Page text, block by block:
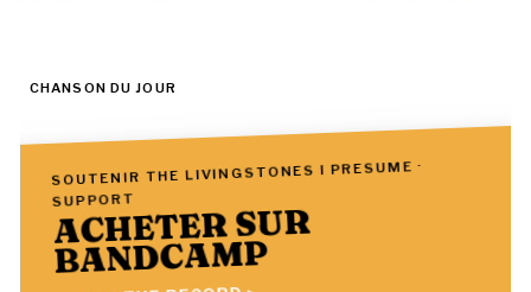
CHANSON DU JOUR
SOUTENIR THE LIVINGSTONES I PRESUME ·
SUPPORT
ACHETER SUR
BANDCAMP